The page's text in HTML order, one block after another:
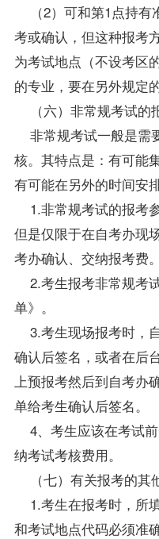
（2）可和第1点持有
考或确认，但这种报考
为考试地点（不设考区
的专业，要在另
（六）非常规考试的
非常规考试一般是需
核。其特点是：有可能
有可能在另外的时间安排
1.非常规考试的报考
但是仅限于在自考办现
考办确认、交纳报考费。
2.考生报考非常规考
单》。
3.考生现场报考时，
确认后签名，或者在后
上预报考然后到自考办
单给考生确认后签名。
4、考生应该在考试
纳考试考核费用。
（七）有关报考的其
1.考生在报考时，所
和考试地点代码必须准